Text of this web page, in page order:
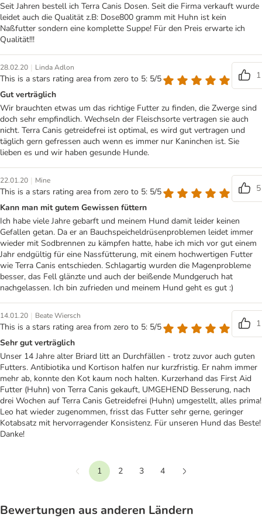
Seit Jahren bestell ich Terra Canis Dosen. Seit die Firma verkauft wurde
leidet auch die Qualität z.B: Dose800 gramm mit Huhn ist kein
Naßfutter sondern eine komplette Suppe! Für den Preis erwarte ich
Qualität!!!
28.02.20 | Linda Adlon
This is a stars rating area from zero to 5: 5/5
1
Gut verträglich
Wir brauchten etwas um das richtige Futter zu finden, die Zwerge sind
doch sehr empfindlich. Wechseln der Fleischsorte vertragen sie auch
nicht. Terra Canis getreidefrei ist optimal, es wird gut vertragen und
täglich gern gefressen auch wenn es immer nur Kaninchen ist. Sie
lieben es und wir haben gesunde Hunde.
22.01.20 | Mine
This is a stars rating area from zero to 5: 5/5
5
Kann man mit gutem Gewissen füttern
Ich habe viele Jahre gebarft und meinem Hund damit leider keinen
Gefallen getan. Da er an Bauchspeicheldrüsenproblemen leidet immer
wieder mit Sodbrennen zu kämpfen hatte, habe ich mich vor gut einem
Jahr endgültig für eine Nassfütterung, mit einem hochwertigen Futter
wie Terra Canis entschieden. Schlagartig wurden die Magenprobleme
besser, das Fell glänzte und auch der beißende Mundgeruch hat
nachgelassen. Ich bin zufrieden und meinem Hund geht es gut :)
14.01.20 | Beate Wiersch
This is a stars rating area from zero to 5: 5/5
1
Sehr gut verträglich
Unser 14 Jahre alter Briard litt an Durchfällen - trotz zuvor auch guten
Futters. Antibiotika und Kortison halfen nur kurzfristig. Er nahm immer
mehr ab, konnte den Kot kaum noch halten. Kurzerhand das First Aid
Futter (Huhn) von Terra Canis gekauft, UMGEHEND Besserung, nach
drei Wochen auf Terra Canis Getreidefrei (Huhn) umgestellt, alles prima!
Leo hat wieder zugenommen, frisst das Futter sehr gerne, geringer
Kotabsatz mit hervorragender Konsistenz. Für unseren Hund das Beste!
Danke!
Vorherige
1 2 3
4
Bewertungen aus anderen Ländern